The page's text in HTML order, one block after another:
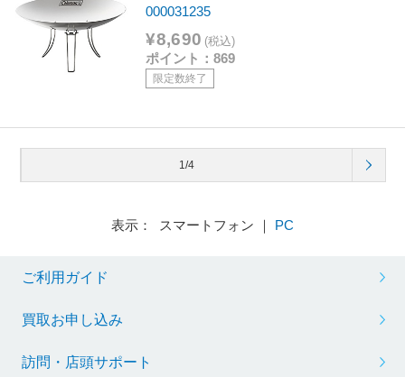
000031235
¥8,690 (税込)
ポイント：869
限定数終了
1/4
表示： スマートフォン ｜ PC
ご利用ガイド
買取お申し込み
訪問・店頭サポート